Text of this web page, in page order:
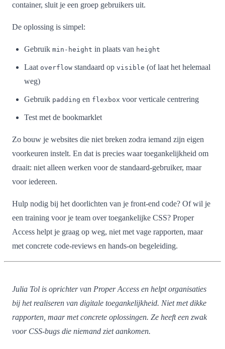
container, sluit je een groep gebruikers uit.
De oplossing is simpel:
Gebruik min-height in plaats van height
Laat overflow standaard op visible (of laat het helemaal
weg)
Gebruik padding en flexbox voor verticale centrering
Test met de bookmarklet
Zo bouw je websites die niet breken zodra iemand zijn eigen
voorkeuren instelt. En dat is precies waar toegankelijkheid om
draait: niet alleen werken voor de standaard-gebruiker, maar
voor iedereen.
Hulp nodig bij het doorlichten van je front-end code? Of wil je
een training voor je team over toegankelijke CSS? Proper
Access helpt je graag op weg, niet met vage rapporten, maar
met concrete code-reviews en hands-on begeleiding.
Julia Tol is oprichter van Proper Access en helpt organisaties
bij het realiseren van digitale toegankelijkheid. Niet met dikke
rapporten, maar met concrete oplossingen. Ze heeft een zwak
voor CSS-bugs die niemand ziet aankomen.